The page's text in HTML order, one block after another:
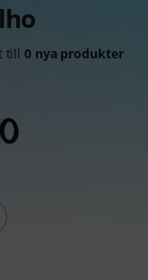
till0 nya produkter